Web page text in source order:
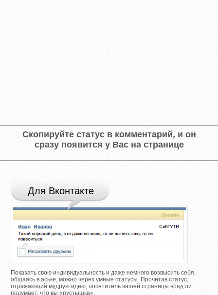
Скопируйте статус в комментарий, и он
сразу появится у Вас на странице
Для Вконтакте
Показать свою индивидуальность и даже немного возвысить себя,
общаясь в аське, можно через умные статусы. Прочитав статус,
отражающий мудрую идею, посетитель вашей страницы вряд ли
подумает, что вы «пустышка».